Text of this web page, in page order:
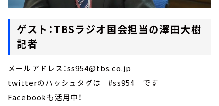
ゲスト：TBSラジオ国会担当の澤田大樹
記者
メールアドレス：ss954@tbs.co.jp
twitterのハッシュタグは #ss954 です
Facebookも活用中！